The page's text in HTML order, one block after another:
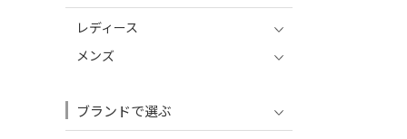
レディース
メンズ
ブランドで選ぶ